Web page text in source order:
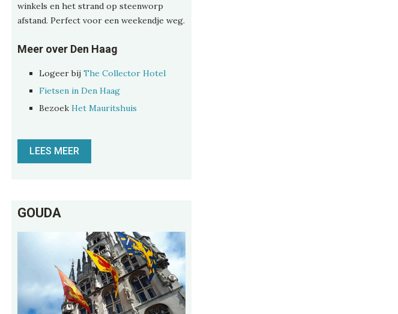
winkels en het strand op steenworp
afstand. Perfect voor een weekendje weg.
Meer over Den Haag
Logeer bij The Collector Hotel
Fietsen in Den Haag
Bezoek Het Mauritshuis
LEES MEER
GOUDA